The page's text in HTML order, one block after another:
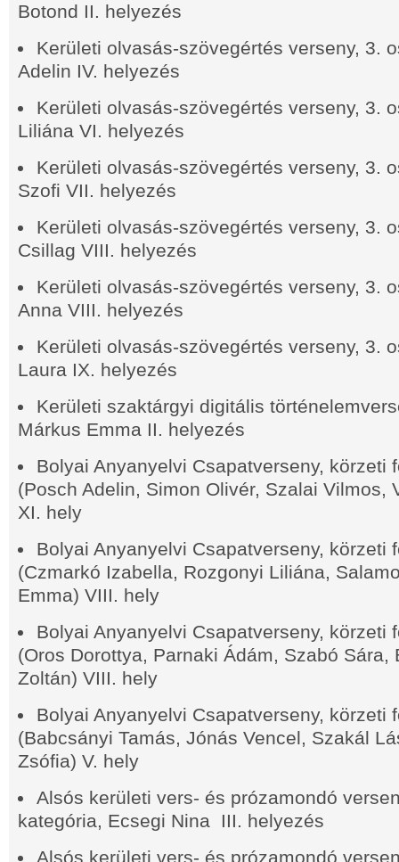
Botond II. helyezés
Kerületi olvasás-szövegértés verseny, 3.
Adelin IV. helyezés
Kerületi olvasás-szövegértés verseny, 3.
Liliána VI. helyezés
Kerületi olvasás-szövegértés verseny, 3.
Szofi VII. helyezés
Kerületi olvasás-szövegértés verseny, 3.
Csillag VIII. helyezés
Kerületi olvasás-szövegértés verseny, 3.
Anna VIII. helyezés
Kerületi olvasás-szövegértés verseny, 3.
Laura IX. helyezés
Kerületi szaktárgyi digitális
Márkus Emma II. helyezés
Bolyai Anyanyelvi Csapatverseny, körzeti
(Posch Adelin, Simon Olivér, Szalai Vilmos,
XI. hely
Bolyai Anyanyelvi Csapatverseny, körzeti
(Czmarkó Izabella, Rozgonyi Liliána,
Emma) VIII. hely
Bolyai Anyanyelvi Csapatverseny, körzeti
(Oros Dorottya, Parnaki Ádám, Szabó Sára,
Zoltán) VIII. hely
Bolyai Anyanyelvi Csapatverseny, körzeti
(Babcsányi Tamás, Jónás Vencel, Szakál
Zsófia) V. hely
Alsós kerületi vers- és prózamondó
kategória, Ecsegi Nina III. helyezés
Alsós kerületi vers- és prózamondó